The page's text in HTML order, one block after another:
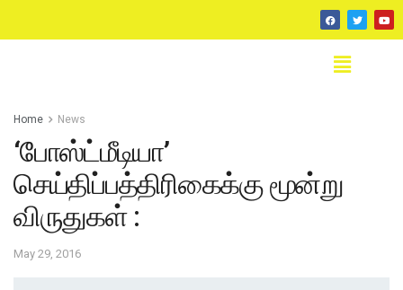
Home News
‘போஸ்ட்மீடியா’
செய்திப்பத்திரிகைக்கு மூன்று
விருதுகள் :
May 29, 2016